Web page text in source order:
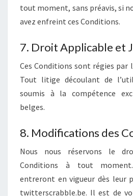
tout moment, sans préavis, si
avez enfreint ces Conditions.
7. Droit Applicable et
Ces Conditions sont régies par
Tout litige découlant de
soumis à la compétence
belges.
8. Modifications des
Nous nous réservons le
Conditions à tout
entreront en vigueur dès leur
twitterscrabble.be. Il est de